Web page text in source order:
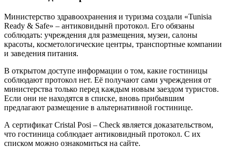
Министерство здравоохранения и туризма создали «Tunisia
Ready & Safe» – антиковидынй протокол. Его обязаны
соблюдать: учреждения для размещения, музеи, салоны
красоты, косметологические центры, транспортные компании
и заведения питания.
В открытом доступе информации о том, какие гостиницы
соблюдают протокол нет. Её получают сами учреждения от
министерства только перед каждым новым заездом туристов.
Если они не находятся в списке, вновь прибывшим
предлагают размещение в альтернативной гостинице.
А сертификат Cristal Posi – Check является доказательством,
что гостиница соблюдает антиковидный протокол. С их
списком можно ознакомиться на сайте.